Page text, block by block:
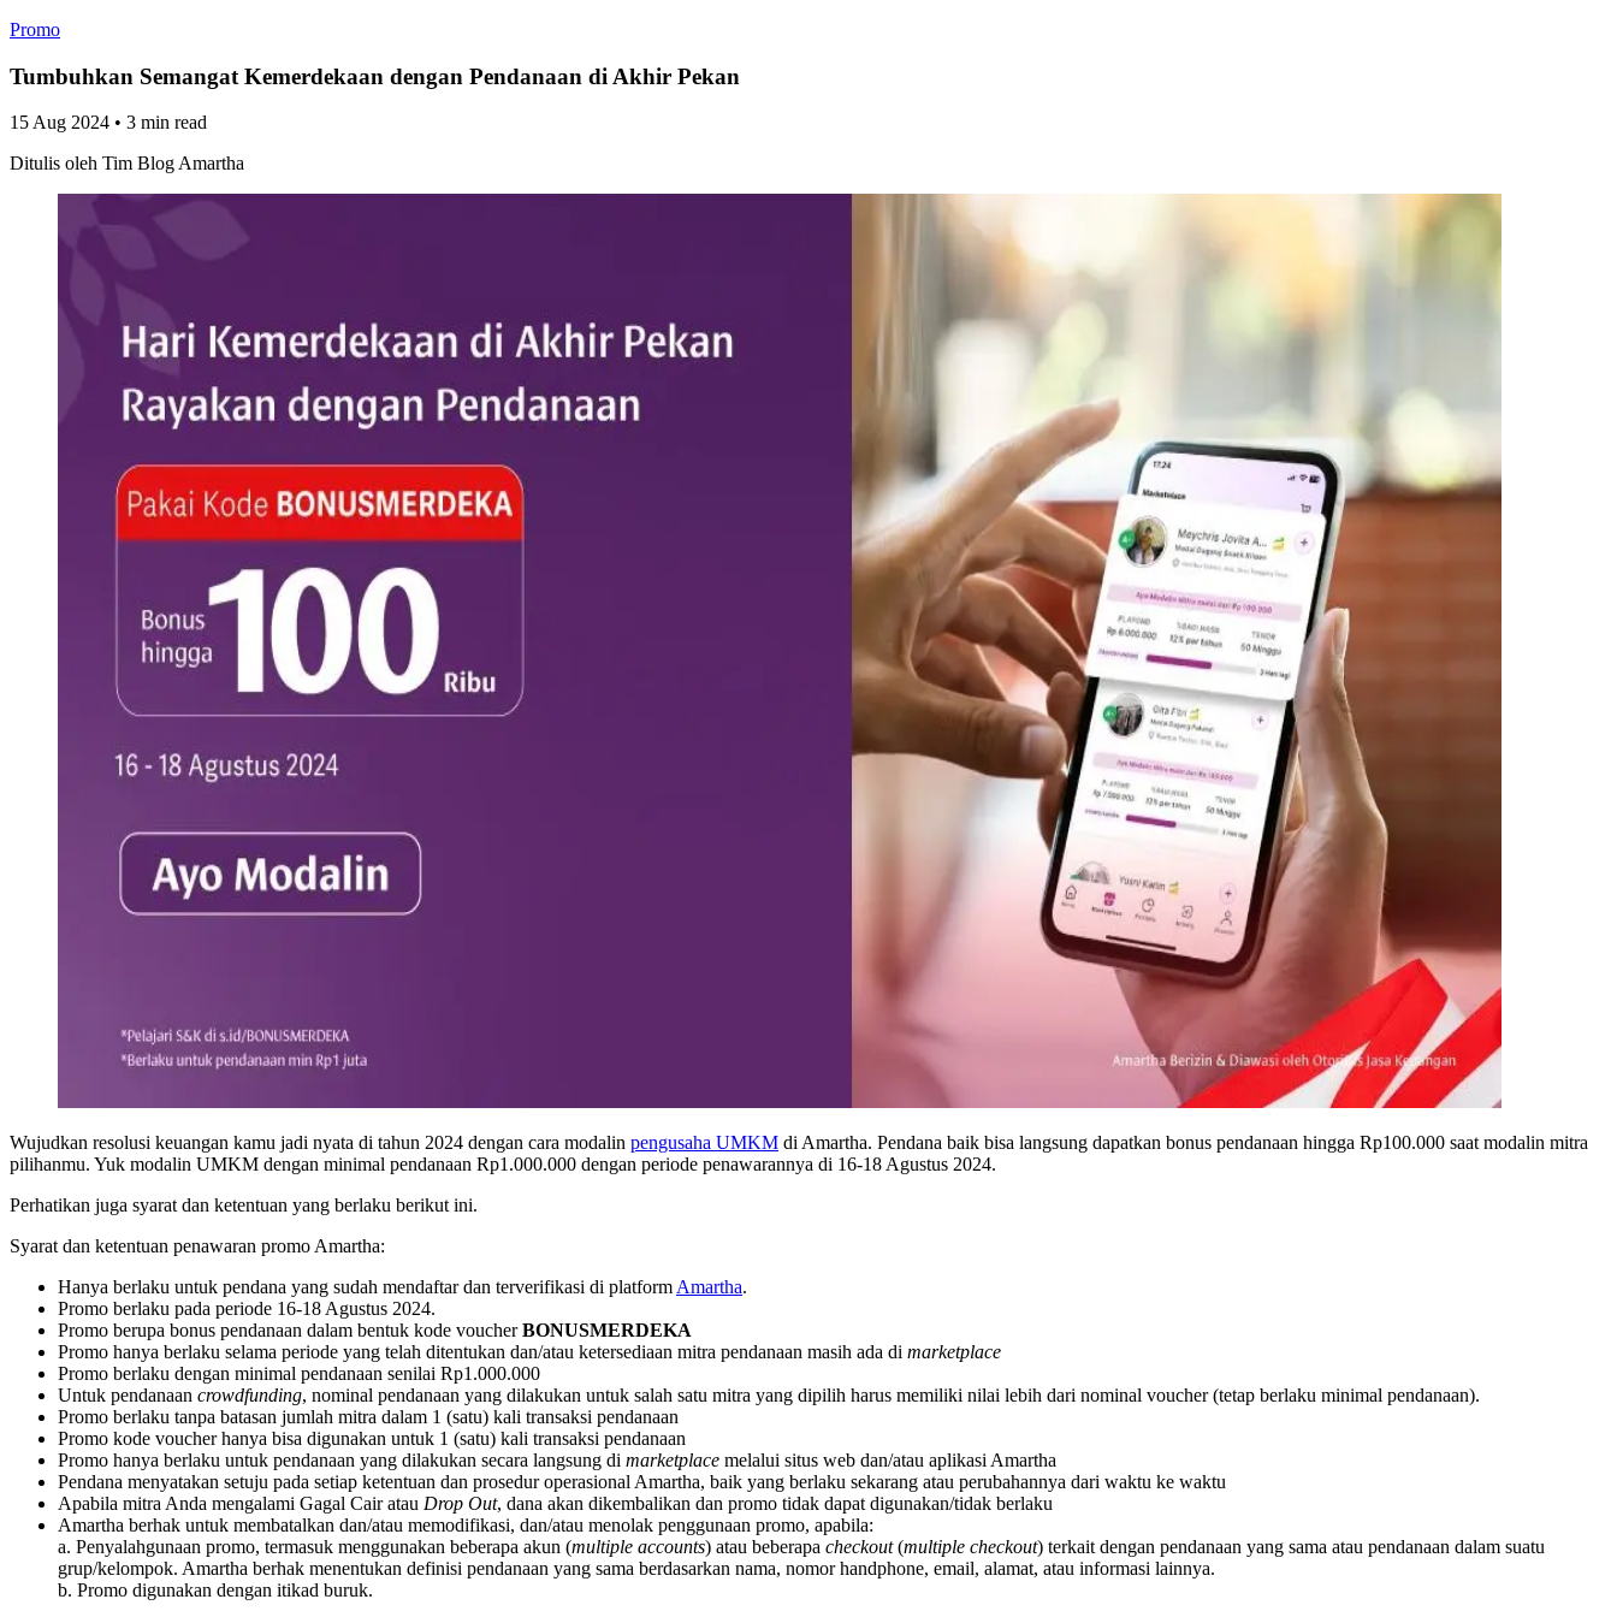
Promo
Tumbuhkan Semangat Kemerdekaan dengan Pendanaan di Akhir Pekan
15 Aug 2024 • 3 min read
Ditulis oleh Tim Blog Amartha
Wujudkan resolusi keuangan kamu jadi nyata di tahun 2024 dengan cara modalin pengusaha UMKM di Amartha. Pendana baik bisa langsung dapatkan bonus pendanaan hingga Rp100.000 saat modalin mitra
pilihanmu. Yuk modalin UMKM dengan minimal pendanaan Rp1.000.000 dengan periode penawarannya di 16-18 Agustus 2024.
Perhatikan juga syarat dan ketentuan yang berlaku berikut ini.
Syarat dan ketentuan penawaran promo Amartha:
Hanya berlaku untuk pendana yang sudah mendaftar dan terverifikasi di platformAmartha.
Promo berlaku pada periode 16-18 Agustus 2024.
Promo berupa bonus pendanaan dalam bentuk kode voucherBONUSMERDEKA
Promo hanya berlaku selama periode yang telah ditentukan dan/atau ketersediaan mitra pendanaan masih ada di marketplace
Promo berlaku dengan minimal pendanaan senilai Rp1.000.000
Untuk pendanaan crowdfunding, nominal pendanaan yang dilakukan untuk salah satu mitra yang dipilih harus memiliki nilai lebih dari nominal voucher (tetap berlaku minimal pendanaan).
Promo berlaku tanpa batasan jumlah mitra dalam 1 (satu) kali transaksi pendanaan
Promo kode voucher hanya bisa digunakan untuk 1 (satu) kali transaksi pendanaan
Promo hanya berlaku untuk pendanaan yang dilakukan secara langsung di marketplace melalui situs web dan/atau aplikasi Amartha
Pendana menyatakan setuju pada setiap ketentuan dan prosedur operasional Amartha, baik yang berlaku sekarang atau perubahannya dari waktu ke waktu
Apabila mitra Anda mengalami Gagal Cair atau Drop Out, dana akan dikembalikan dan promo tidak dapat digunakan/tidak berlaku
Amartha berhak untuk membatalkan dan/atau memodifikasi, dan/atau menolak penggunaan promo, apabila:
a. Penyalahgunaan promo, termasuk menggunakan beberapa akun (multiple accounts) atau beberapa checkout(multiple checkout) terkait dengan pendanaan yang sama atau pendanaan dalam suatu
grup/kelompok. Amartha berhak menentukan definisi pendanaan yang sama berdasarkan nama, nomor handphone, email, alamat, atau informasi lainnya.
b. Promo digunakan dengan itikad buruk.